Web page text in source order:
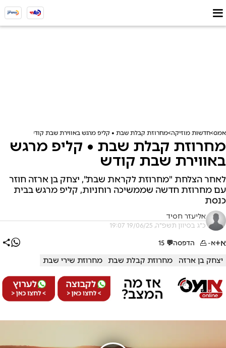
אמס חדשות מוזיקה מחרוזת קבלת שבת • קליפ מרגש באווירת שבת קודש
מחרוזת קבלת שבת • קליפ מרגש
באווירת שבת קודש
לאחר הצלחת "מחרוזת לקראת שבת", יצחק בן ארזה חוזר
עם מחרוזת חדשה שממשיכה רוחניות, קליפ מרגש בבית
כנסת
אליעזר חסיד
כ"ג בסיוון תשפ"ה, 19/06/25 19:07
א+א- הדפסה💬
15
יצחק בן ארזה מחרוזת קבלת שבת מחרוזת שירי שבת